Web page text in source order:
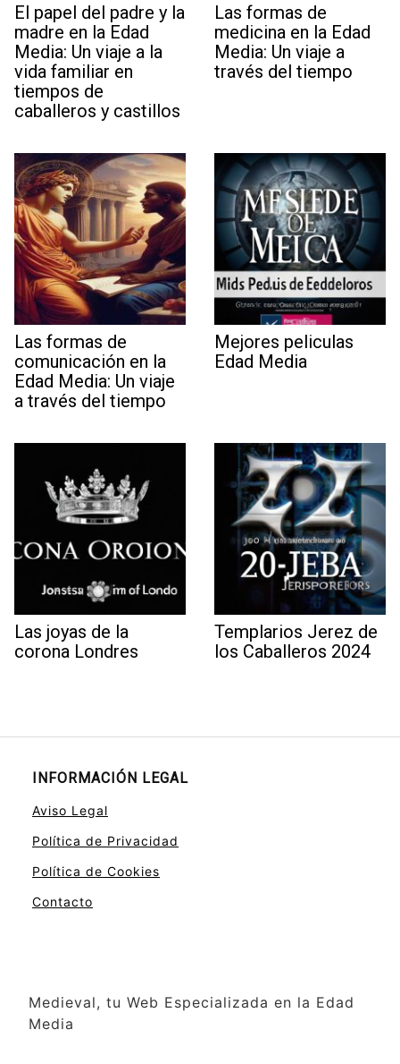
El papel del padre y la
madre en la Edad
Media: Un viaje a la
vida familiar en
tiempos de
caballeros y castillos
Las formas de
medicina en la Edad
Media: Un viaje a
través del tiempo
Las formas de
comunicación en la
Edad Media: Un viaje
a través del tiempo
Mejores peliculas
Edad Media
Las joyas de la
corona Londres
Templarios Jerez de
los Caballeros 2024
INFORMACIÓN LEGAL
Aviso Legal
Política de Privacidad
Política de Cookies
Contacto
Medieval, tu Web Especializada en la Edad
Media